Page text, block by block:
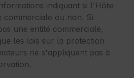
indiquant si l'Hôte
commerciale ou non. Si
une entité commerciale,
les lois sur la protection
ne s'appliquent pas à